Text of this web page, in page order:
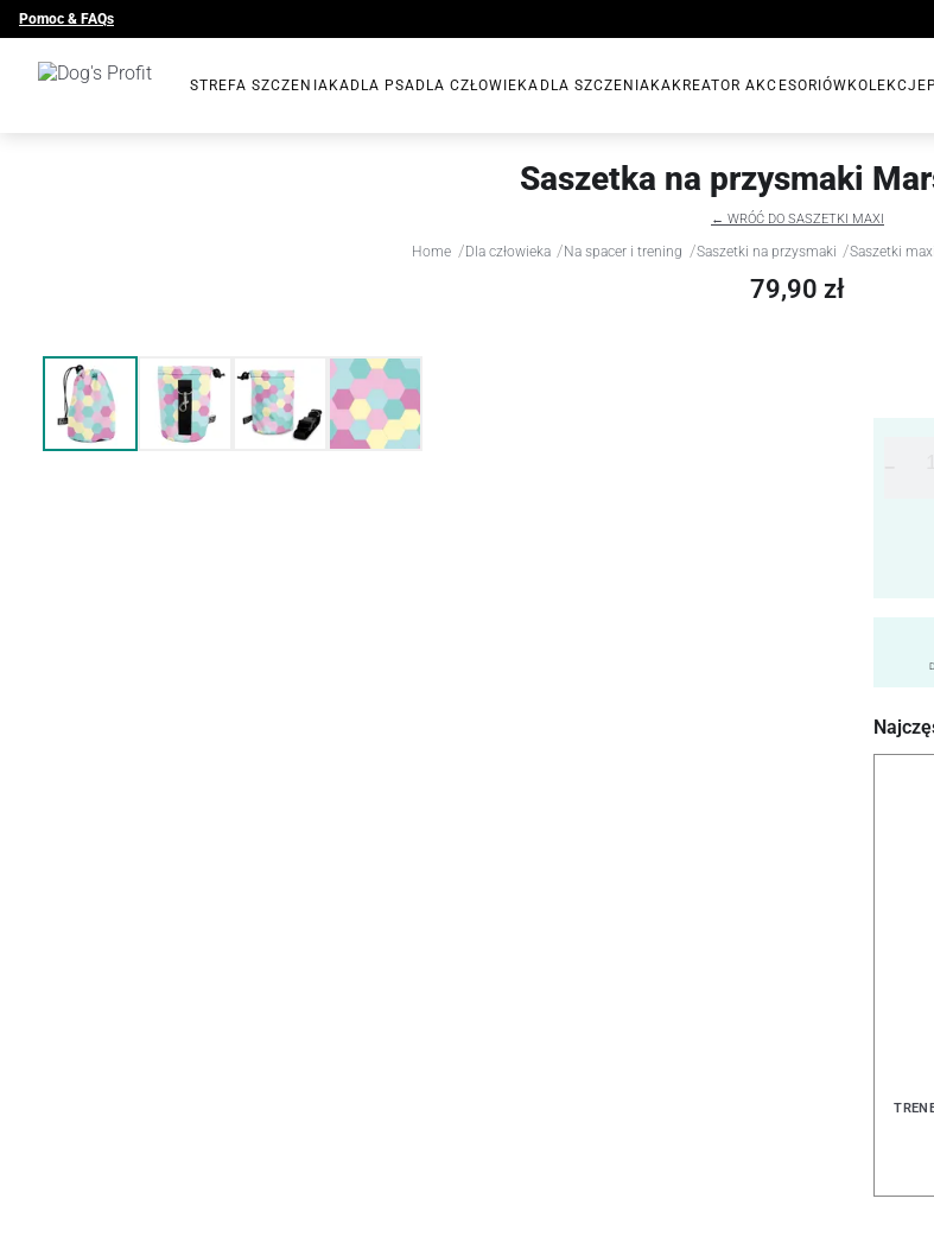
Pomoc & FAQs
STREFA SZCZENIAKA DLA PSA DLA CZŁOWIEKA DLA SZCZENIAKA KREATOR AKCESORIÓW KOLEKCJE
Saszetka na przysmaki
← WRÓĆ DO SASZETKI MAXI
Home /Dla człowieka /Na spacer i trening /Saszetki na przysmaki /Saszetki maxi
79,90 zł